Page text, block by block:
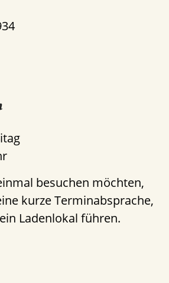
besuchen möchten,
kurze Terminabsprache,
Ladenlokal führen.